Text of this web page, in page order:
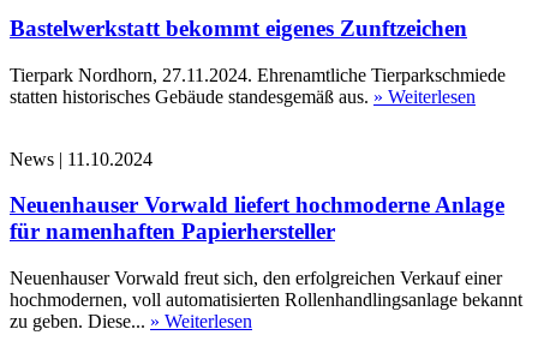
Bastelwerkstatt bekommt eigenes Zunftzeichen
Tierpark Nordhorn, 27.11.2024. Ehrenamtliche Tierparkschmiede
statten historisches Gebäude standesgemäß aus. » Weiterlesen
News | 11.10.2024
Neuenhauser Vorwald liefert hochmoderne Anlage
für namenhaften Papierhersteller
Neuenhauser Vorwald freut sich, den erfolgreichen Verkauf einer
hochmodernen, voll automatisierten Rollenhandlingsanlage bekannt
zu geben. Diese... » Weiterlesen